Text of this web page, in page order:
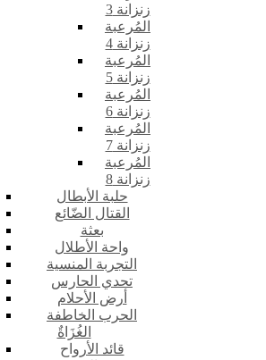
زنزانة 3
المُرعبة
زنزانة 4
المُرعبة
زنزانة 5
المُرعبة
زنزانة 6
المُرعبة
زنزانة 7
المُرعبة
زنزانة 8
حلبة الأبطال
القتال الضّائع
بعثة
واحة الأطلال
التجربة المنسية
تحدي الحارس
أرض الأحلام
الحرب الخاطفة
الغُزَاةٌ
قائد الأرواح